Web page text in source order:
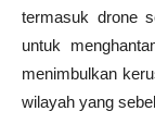
termasuk drone
untuk
menimbulkan
wilayah yang